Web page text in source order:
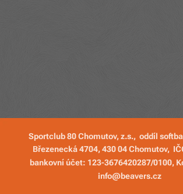
Sportclub 80 Chomutov, z.s., oddíl
Březenecká 4704, 430 04 Chomutov,
bankovní účet: 123-3676420287/0100,
info@beavers.cz